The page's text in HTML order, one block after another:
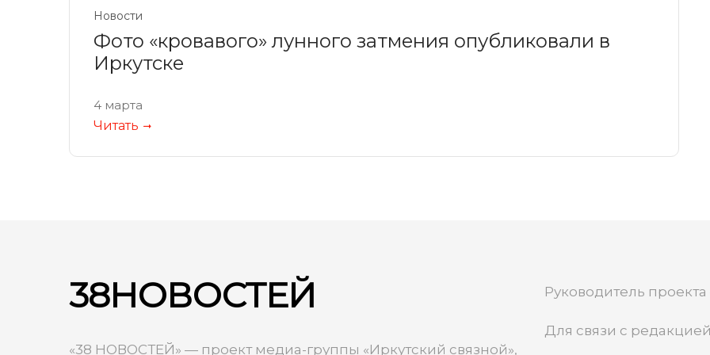
Новости
Фото «кровавого» лунного затмения опубликовали в
Иркутске
4 марта
Читать
38НОВОСТЕЙ
«38 НОВОСТЕЙ» — проект медиа-группы «Иркутский связной»,
Руководитель
Для связи с